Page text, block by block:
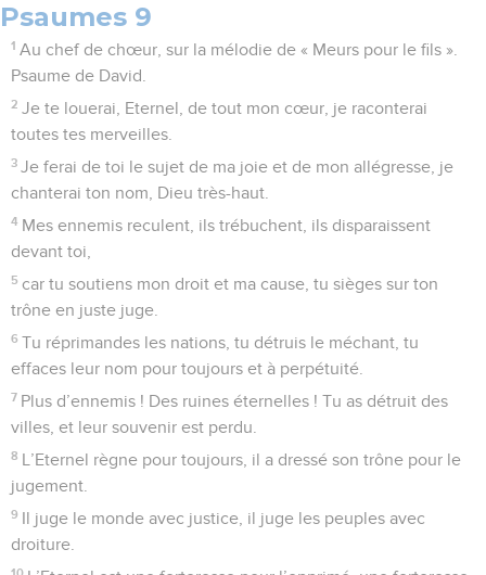
Psaumes 9
1 Au chef de chœur, sur la mélodie de « Meurs pour le fils ».
Psaume de David.
2 Je te louerai, Eternel, de tout mon cœur, je raconterai
toutes tes merveilles.
3 Je ferai de toi le sujet de ma joie et de mon allégresse, je
chanterai ton nom, Dieu très-haut.
4 Mes ennemis reculent, ils trébuchent, ils disparaissent
devant toi,
5 car tu soutiens mon droit et ma cause, tu sièges sur ton
trône en juste juge.
6 Tu réprimandes les nations, tu détruis le méchant, tu
effaces leur nom pour toujours et à perpétuité.
7 Plus d’ennemis ! Des ruines éternelles ! Tu as détruit des
villes, et leur souvenir est perdu.
8
L’Eternel règne pour toujours, il a dressé son trône pour le
jugement.
9
Il juge le monde avec justice, il juge les peuples avec
droiture.